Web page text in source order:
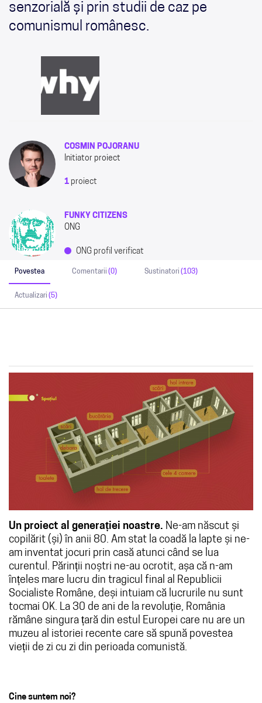
senzorială și prin studii de caz pe
comunismul românesc.
COSMIN POJORANU
Initiator proiect
1 proiect
FUNKY CITIZENS
ONG
ONG profil verificat
Povestea Comentarii (0) Sustinatori (103)
Actualizari (5)
Un proiect al generației noastre. Ne-am născut și
copilărit (și) în anii 80. Am stat la coadă la lapte și ne-
am inventat jocuri prin casă atunci când se lua
curentul. Părinții noștri ne-au ocrotit, așa că n-am
înțeles mare lucru din tragicul final al Republicii
Socialiste Române, deși intuiam că lucrurile nu sunt
tocmai OK. La 30 de ani de la revoluție, România
rămâne singura țară din estul Europei care nu are un
muzeu al istoriei recente care să spună povestea
vieții de zi cu zi din perioada comunistă.
Cine suntem noi?